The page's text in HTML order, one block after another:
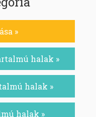
»
halak »
halak »
halak »